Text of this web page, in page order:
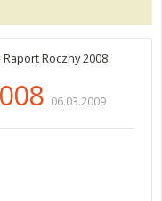
Raport Roczny 2008
06.03.2009